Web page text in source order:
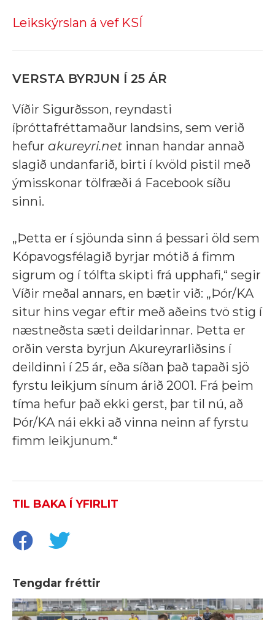
Leikskýrslan á vef KSÍ
VERSTA BYRJUN Í 25 ÁR
Víðir Sigurðsson, reyndasti
íþróttafréttamaður landsins, sem verið
hefur akureyri.net innan handar annað
slagið undanfarið, birti í kvöld pistil með
ýmisskonar tölfræði á Facebook síðu
sinni.
„Þetta er í sjöunda sinn á þessari öld sem
Kópavogsfélagið byrjar mótið á fimm
sigrum og í tólfta skipti frá upphafi,“ segir
Víðir meðal annars, en bætir við: „Þór/KA
situr hins vegar eftir með aðeins tvö stig í
næstneðsta sæti deildarinnar. Þetta er
orðin versta byrjun Akureyrarliðsins í
deildinni í 25 ár, eða síðan það tapaði sjö
fyrstu leikjum sínum árið 2001. Frá þeim
tíma hefur það ekki gerst, þar til nú, að
Þór/KA nái ekki að vinna neinn af fyrstu
fimm leikjunum.“
TIL BAKA Í YFIRLIT
Tengdar fréttir